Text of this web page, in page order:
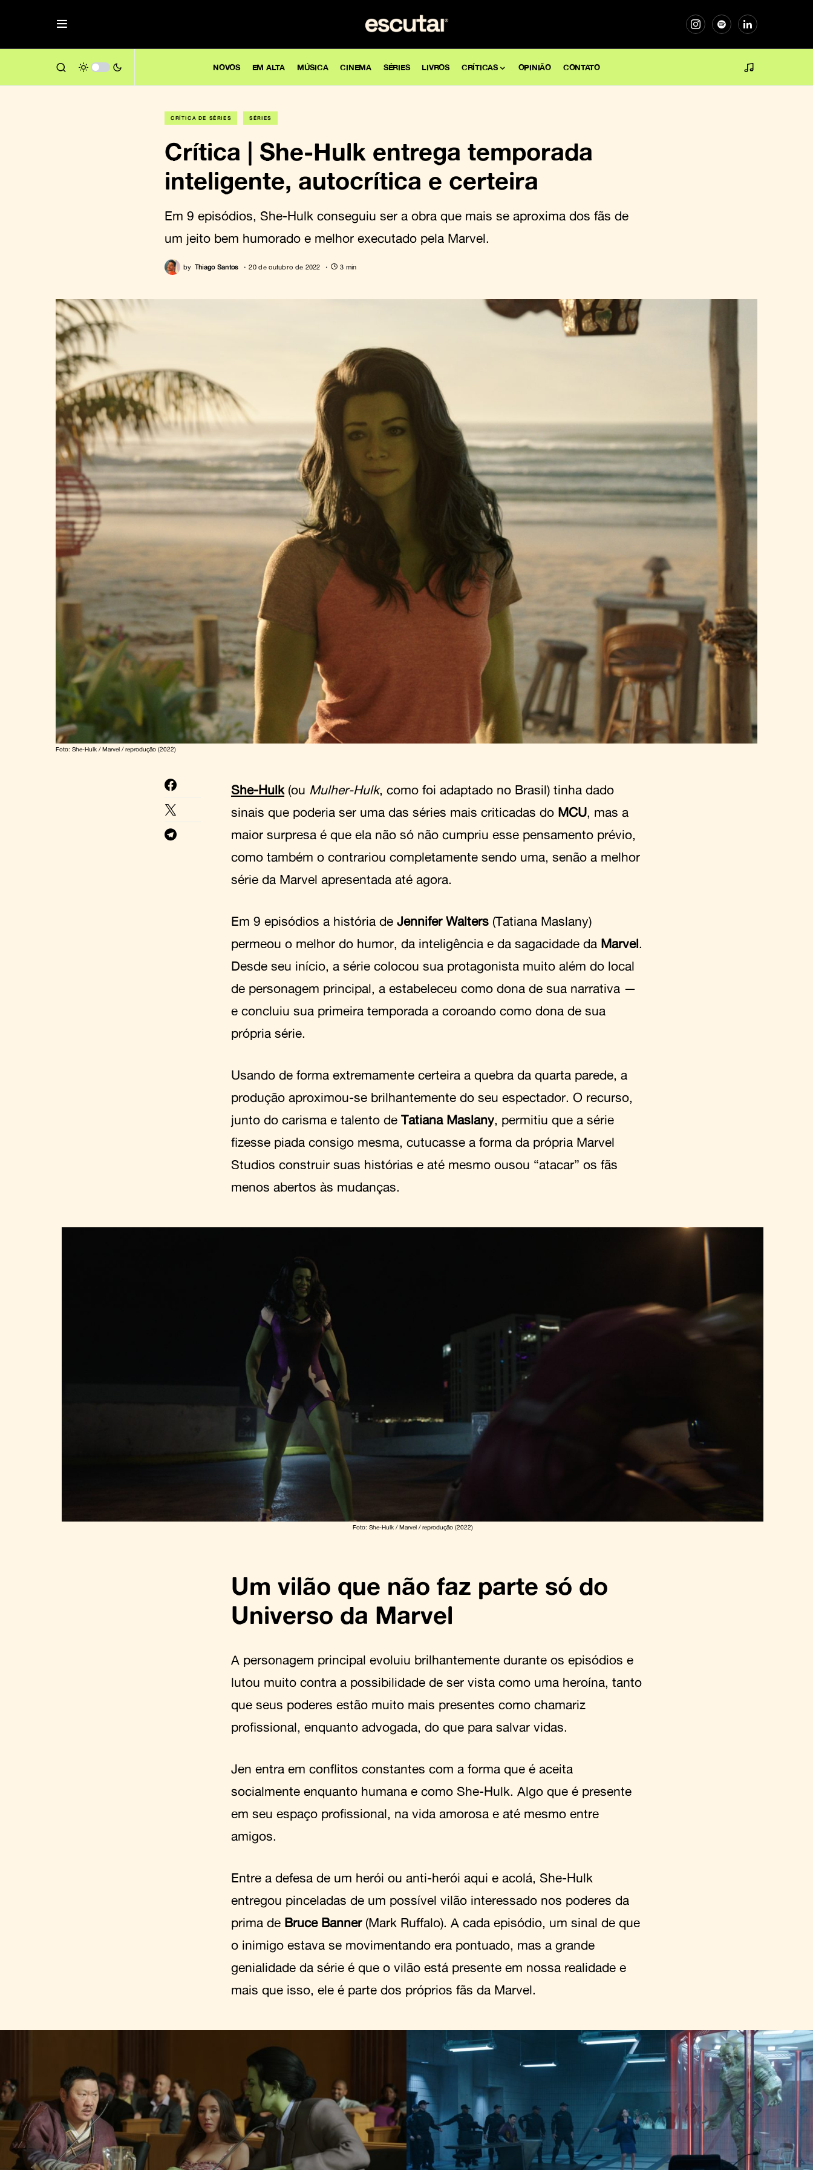
NOVOS EM ALTA MÚSICA CINEMA SÉRIES LIVROS CRÍTICAS OPINIÃO CONTATO
CRÍTICA DE SÉRIES SÉRIES
Crítica | She-Hulk entrega temporada
inteligente, autocrítica e certeira
Em 9 episódios, She-Hulk conseguiu ser a obra que mais se aproxima dos fãs de
um jeito bem humorado e melhor executado pela Marvel.
by Thiago Santos 20 de outubro de 2022 3 min
Foto: She-Hulk / Marvel / reprodução (2022)
She-Hulk(ou Mulher-Hulk, como foi adaptado no Brasil) tinha dado
sinais que poderia ser uma das séries mais criticadas do MCU, mas a
maior surpresa é que ela não só não cumpriu esse pensamento prévio,
como também o contrariou completamente sendo uma, senão a melhor
série da Marvel apresentada até agora.
Em 9 episódios a história de Jennifer Walters (Tatiana Maslany)
permeou o melhor do humor, da inteligência e da sagacidade da Marvel.
Desde seu início, a série colocou sua protagonista muito além do local
de personagem principal, a estabeleceu como dona de sua narrativa —
e concluiu sua primeira temporada a coroando como dona de sua
própria série.
Usando de forma extremamente certeira a quebra da quarta parede, a
produção aproximou-se brilhantemente do seu espectador. O recurso,
junto do carisma e talento de Tatiana Maslany, permitiu que a série
fizesse piada consigo mesma, cutucasse a forma da própria Marvel
Studios construir suas histórias e até mesmo ousou “atacar” os fãs
menos abertos às mudanças.
Foto: She-Hulk / Marvel / reprodução (2022)
Um vilão que não faz parte só do
Universo da Marvel
A personagem principal evoluiu brilhantemente durante os episódios e
lutou muito contra a possibilidade de ser vista como uma heroína, tanto
que seus poderes estão muito mais presentes como chamariz
profissional, enquanto advogada, do que para salvar vidas.
Jen entra em conflitos constantes com a forma que é aceita
socialmente enquanto humana e como She-Hulk. Algo que é presente
em seu espaço profissional, na vida amorosa e até mesmo entre
amigos.
Entre a defesa de um herói ou anti-herói aqui e acolá, She-Hulk
entregou pinceladas de um possível vilão interessado nos poderes da
prima de Bruce Banner (Mark Ruffalo). A cada episódio, um sinal de que
o inimigo estava se movimentando era pontuado, mas a grande
genialidade da série é que o vilão está presente em nossa realidade e
mais que isso, ele é parte dos próprios fãs da Marvel.